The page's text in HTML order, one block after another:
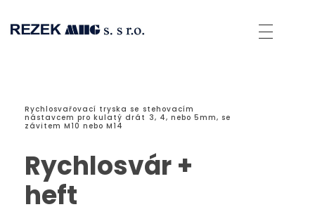
Rychlosvařovací tryska se stehovacím
nástavcem pro kulatý drát 3, 4, nebo 5mm, se
závitem M10 nebo M14
Rychlosvár +
heft